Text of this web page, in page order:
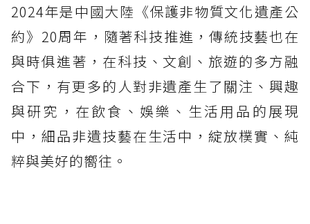
2024年是中國大陸《保護非物質文化遺產公
約》20周年，隨著科技推進，傳統技藝也在
與時俱進著，在科技、文創、旅遊的多方融
合下，有更多的人對非遺產生了關注、興趣
與研究，在飲食、娛樂、生活用品的展現
中，細品非遺技藝在生活中，綻放樸實、純
粹與美好的嚮往。